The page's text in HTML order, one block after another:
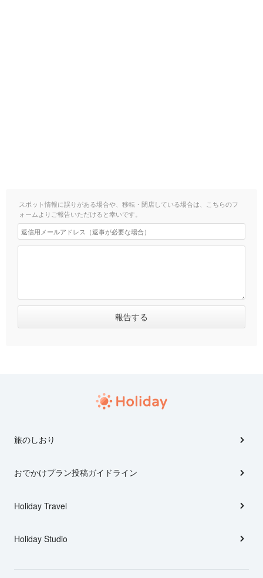
スポット情報に誤りがある場合や、移転・閉店している場合は、こちらのフ
ォームよりご報告いただけると幸いです。
旅のしおり
おでかけプラン投稿ガイドライン
Holiday Travel
Holiday Studio